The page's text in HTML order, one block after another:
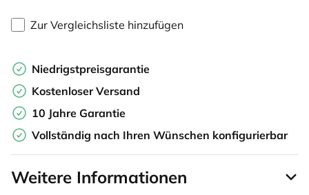
Zur Vergleichsliste hinzufügen
Niedrigstpreisgarantie
Kostenloser Versand
10 Jahre Garantie
Vollständig nach Ihren Wünschen konfigurierbar
Weitere Informationen